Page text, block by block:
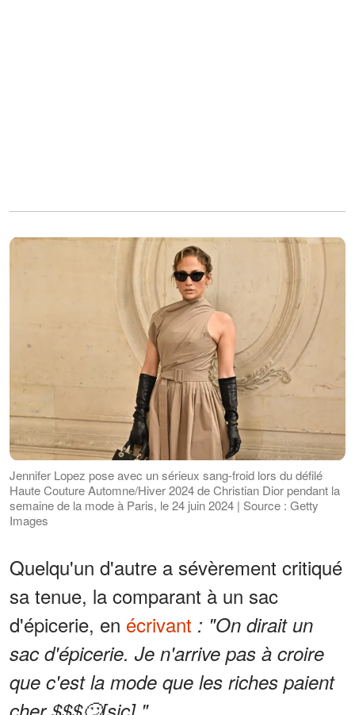
Jennifer Lopez pose avec un sérieux sang-froid lors du défilé
Haute Couture Automne/Hiver 2024 de Christian Dior pendant la
semaine de la mode à Paris, le 24 juin 2024 | Source : Getty
Images
Quelqu'un d'autre a sévèrement critiqué
sa tenue, la comparant à un sac
d'épicerie, en écrivant : "On dirait un
sac d'épicerie. Je n'arrive pas à croire
que c'est la mode que les riches paient